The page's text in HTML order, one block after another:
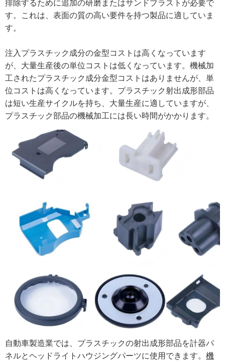
排除するために追加の研磨またはサンドブラストが必要で
す。これは、表面の質の高い要件を持つ製品に適していま
す。
注入プラスチック成分の金型コストは高くなっています
が、大量生産後の単位コストは低くなっています。 機械加
工されたプラスチック成分金型コストはありませんが、単
位コストは高くなっています。プラスチック射出成形部品
は短い生産サイクルを持ち、大量生産に適していますが、
プラスチック部品の機械加工には長い時間がかかります。 ‌
自動車製造業では、プラスチックの射出成形部品を計器パ
ネルとヘッドライトハウジングパーツに使用できます。 機